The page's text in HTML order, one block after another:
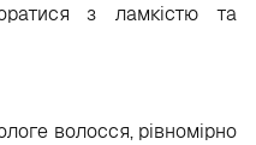
з ламкістю та
волосся, рівномірно